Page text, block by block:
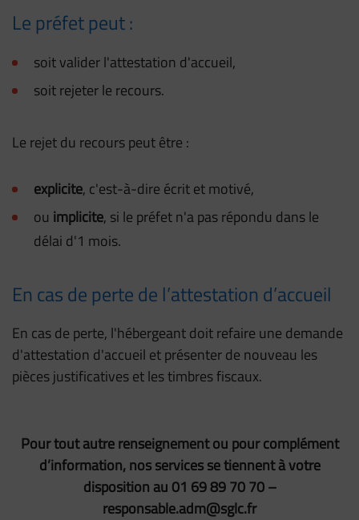
Le préfet peut :
soit valider l'attestation d'accueil,
soit rejeter le recours.
Le rejet du recours peut être :
explicite, c'est-à-dire écrit et motivé,
ou implicite, si le préfet n'a pas répondu dans le
délai d'1 mois.
En cas de perte de l’attestation d’accueil
En cas de perte, l'hébergeant doit refaire une demande
d'attestation d'accueil et présenter de nouveau les
pièces justificatives et les timbres fiscaux.
Pour tout autre renseignement ou pour complément
d’information, nos services se tiennent à votre
disposition au 01 69 89 70 70 –
responsable.adm@sglc.fr